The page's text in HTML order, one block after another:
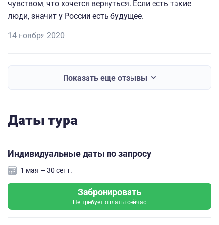
чувством, что хочется вернуться. Если есть такие
люди, значит у России есть будущее.
14 ноября 2020
Показать еще отзывы
Даты тура
Индивидуальные даты по запросу
1 мая — 30 сент.
Забронировать
Не требует оплаты сейчас